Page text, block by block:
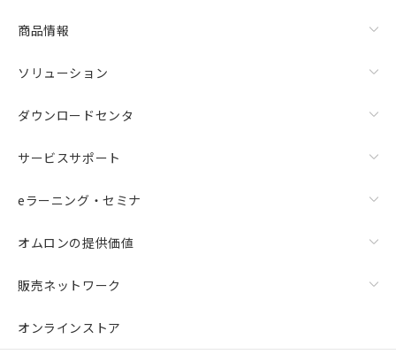
商品情報
ソリューション
ダウンロードセンタ
サービスサポート
eラーニング・セミナ
オムロンの提供価値
販売ネットワーク
オンラインストア